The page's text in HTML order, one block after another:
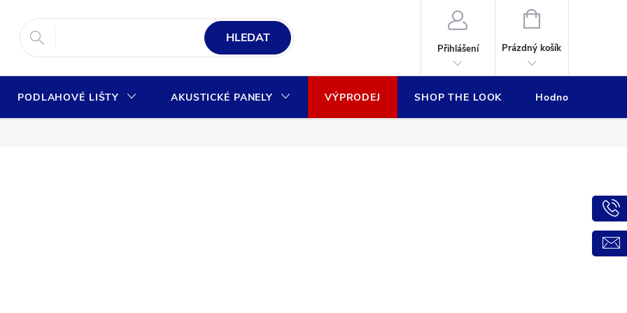
HLEDAT
Přihlášení
NÁKUPNÍ
Prázdný košík
PODLAHOVÉ LIŠTY AKUSTICKÉ PANELY VÝPRODEJ SHOP THE LOOK Hodnocení